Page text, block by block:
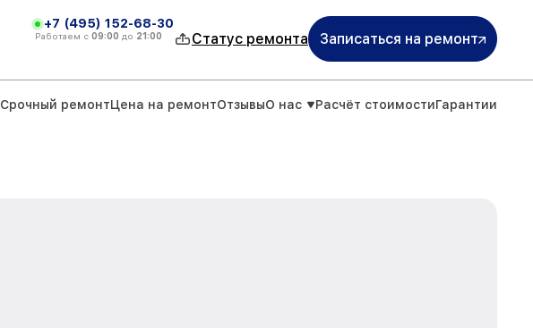
+7 (495) 152-68-30
Работаем с 09:00 до 21:00 Статус ремонта Записаться на ремонт
Срочный ремонтЦена на ремонтОтзывыО нас Расчёт стоимостиГарантии